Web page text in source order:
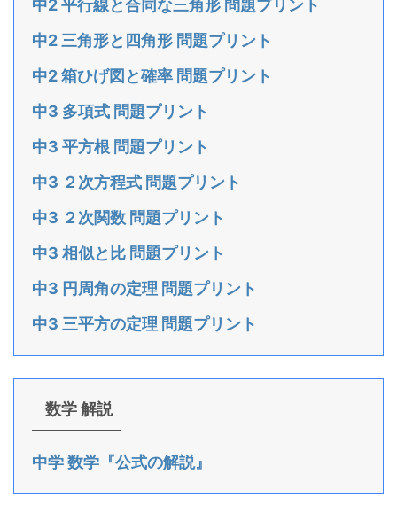
中2 平行線と合同な三角形 問題プリント
中2 三角形と四角形 問題プリント
中2 箱ひげ図と確率 問題プリント
中3 多項式 問題プリント
中3 平方根 問題プリント
中3 ２次方程式 問題プリント
中3 ２次関数 問題プリント
中3 相似と比 問題プリント
中3 円周角の定理 問題プリント
中3 三平方の定理 問題プリント
数学 解説
中学 数学『公式の解説』